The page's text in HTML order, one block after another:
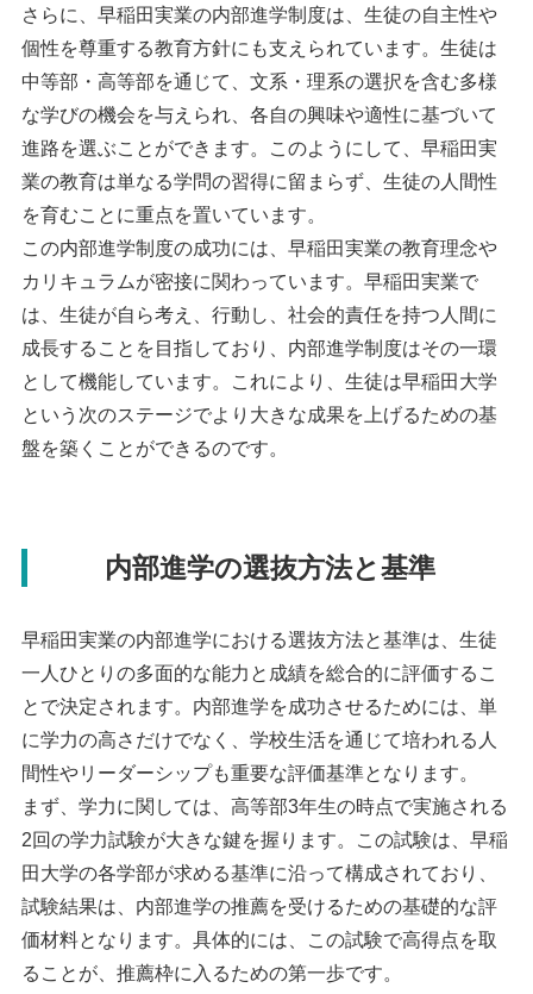
さらに、早稲田実業の内部進学制度は、生徒の自主性や
個性を尊重する教育方針にも支えられています。生徒は
中等部・高等部を通じて、文系・理系の選択を含む多様
な学びの機会を与えられ、各自の興味や適性に基づいて
進路を選ぶことができます。このようにして、早稲田実
業の教育は単なる学問の習得に留まらず、生徒の人間性
を育むことに重点を置いています。
この内部進学制度の成功には、早稲田実業の教育理念や
カリキュラムが密接に関わっています。早稲田実業で
は、生徒が自ら考え、行動し、社会的責任を持つ人間に
成長することを目指しており、内部進学制度はその一環
として機能しています。これにより、生徒は早稲田大学
という次のステージでより大きな成果を上げるための基
盤を築くことができるのです。
内部進学の選抜方法と基準
早稲田実業の内部進学における選抜方法と基準は、生徒
一人ひとりの多面的な能力と成績を総合的に評価するこ
とで決定されます。内部進学を成功させるためには、単
に学力の高さだけでなく、学校生活を通じて培われる人
間性やリーダーシップも重要な評価基準となります。
まず、学力に関しては、高等部3年生の時点で実施される
2回の学力試験が大きな鍵を握ります。この試験は、早稲
田大学の各学部が求める基準に沿って構成されており、
試験結果は、内部進学の推薦を受けるための基礎的な評
価材料となります。具体的には、この試験で高得点を取
ることが、推薦枠に入るための第一歩です。